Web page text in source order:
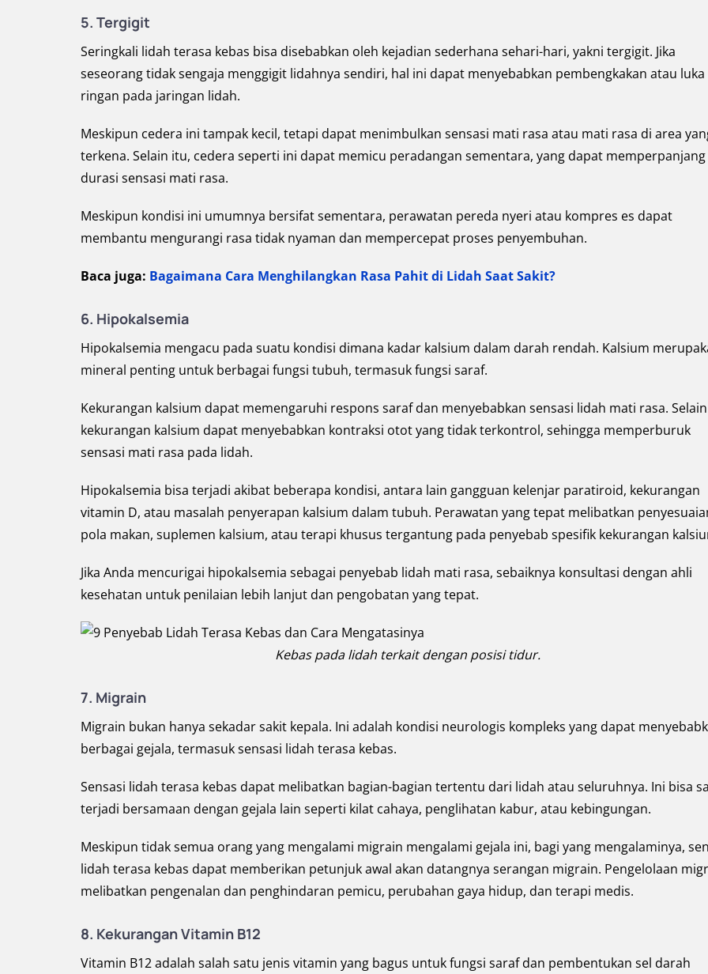
5. Tergigit
Seringkali lidah terasa kebas bisa disebabkan oleh kejadian sederhana sehari-hari, yakni tergigit. Jika
seseorang tidak sengaja menggigit lidahnya sendiri, hal ini dapat menyebabkan pembengkakan atau luka
ringan pada jaringan lidah.
Meskipun cedera ini tampak kecil, tetapi dapat menimbulkan sensasi mati rasa atau mati rasa di area
terkena. Selain itu, cedera seperti ini dapat memicu peradangan sementara, yang dapat memperpanjang
durasi sensasi mati rasa.
Meskipun kondisi ini umumnya bersifat sementara, perawatan pereda nyeri atau kompres es dapat
membantu mengurangi rasa tidak nyaman dan mempercepat proses penyembuhan.
Baca juga: Bagaimana Cara Menghilangkan Rasa Pahit di Lidah Saat Sakit?
6. Hipokalsemia
Hipokalsemia mengacu pada suatu kondisi dimana kadar kalsium dalam darah rendah. Kalsium
mineral penting untuk berbagai fungsi tubuh, termasuk fungsi saraf.
Kekurangan kalsium dapat memengaruhi respons saraf dan menyebabkan sensasi lidah mati rasa.
kekurangan kalsium dapat menyebabkan kontraksi otot yang tidak terkontrol, sehingga memperburuk
sensasi mati rasa pada lidah.
Hipokalsemia bisa terjadi akibat beberapa kondisi, antara lain gangguan kelenjar paratiroid, kekurangan
vitamin D, atau masalah penyerapan kalsium dalam tubuh. Perawatan yang tepat melibatkan
pola makan, suplemen kalsium, atau terapi khusus tergantung pada penyebab spesifik kekurangan
Jika Anda mencurigai hipokalsemia sebagai penyebab lidah mati rasa, sebaiknya konsultasi dengan ahli
kesehatan untuk penilaian lebih lanjut dan pengobatan yang tepat.
Kebas pada lidah terkait dengan posisi tidur.
7. Migrain
Migrain bukan hanya sekadar sakit kepala. Ini adalah kondisi neurologis kompleks yang dapat
berbagai gejala, termasuk sensasi lidah terasa kebas.
Sensasi lidah terasa kebas dapat melibatkan bagian-bagian tertentu dari lidah atau seluruhnya. Ini bisa
terjadi bersamaan dengan gejala lain seperti kilat cahaya, penglihatan kabur, atau kebingungan.
Meskipun tidak semua orang yang mengalami migrain mengalami gejala ini, bagi yang mengalaminya,
lidah terasa kebas dapat memberikan petunjuk awal akan datangnya serangan migrain. Pengelolaan
melibatkan pengenalan dan penghindaran pemicu, perubahan gaya hidup, dan terapi medis.
8. Kekurangan Vitamin B12
Vitamin B12 adalah salah satu jenis vitamin yang bagus untuk fungsi saraf dan pembentukan sel darah